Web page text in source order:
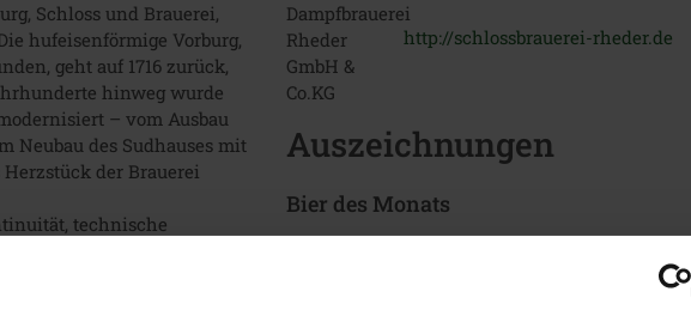
Schloss und Brauerei,
hufeisenförmige Vorburg,
geht auf 1716 zurück,
hinweg wurde
– vom Ausbau
Neubau des Sudhauses mit
der Brauerei
technische
Hessischem Löwenbier im
nordhessischer Bier-
http://schlossbrauerei-rheder.de
Auszeichnungen
Bier des Monats